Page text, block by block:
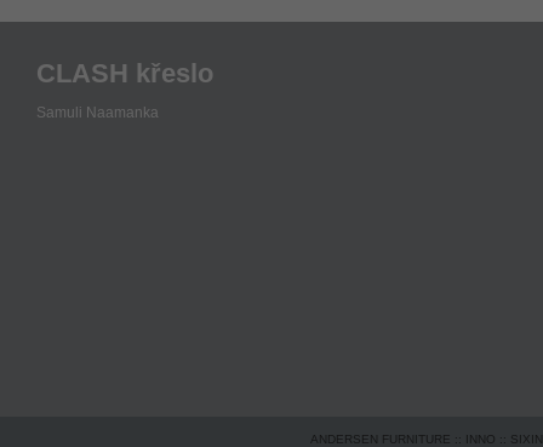
CLASH křeslo
Samuli Naamanka
ANDERSEN FURNITURE :: INNO ::